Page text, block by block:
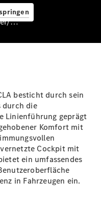
Anbieter/Datenschutz
besticht durch sein
durch die
Linienführung geprägt
Komfort mit
Cockpit mit
ein umfassendes
in Fahrzeugen ein.